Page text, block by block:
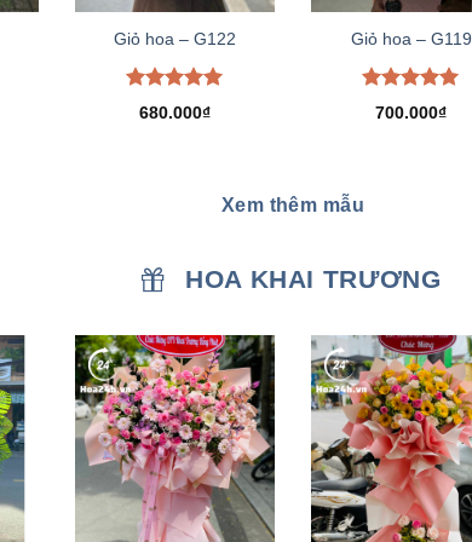
Giỏ hoa – G122
Được xếp
hạng5.00
680.000₫
Giỏ hoa – G119
Được xếp
hạng5.00
700.000₫
Xem thêm mẫu
HOA KHAI TRƯƠNG